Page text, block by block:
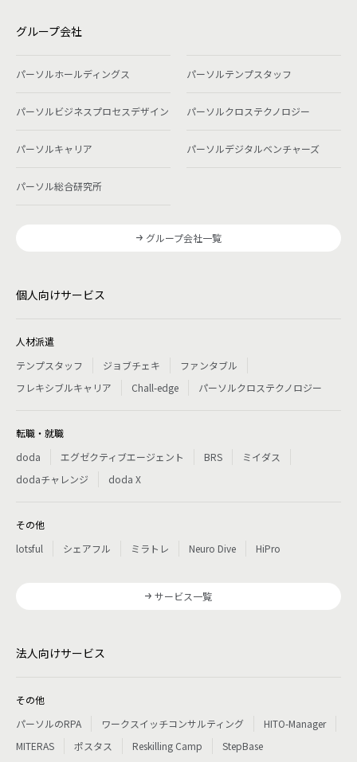
グループ会社
パーソルホールディングス パーソルテンプスタッフ
パーソルビジネスプロセスデザイン パーソルクロステクノロジー
パーソルキャリア パーソルデジタルベンチャーズ
パーソル総合研究所
グループ会社一覧
個人向けサービス
人材派遣
テンプスタッフ
ジョブチェキ
ファンタブル
フレキシブルキャリア
Chall-edge パーソルクロステクノロジー
転職・就職
doda
エグゼクティブエージェント BRS
ミイダス
dodaチャレンジ
doda X
その他
lotsful
シェアフル ミラトレ Neuro Dive HiPro
サービス一覧
法人向けサービス
その他
パーソルのRPA
ワークスイッチコンサルティング
HITO-Manager
MITERAS
ポスタス Reskilling Camp StepBase